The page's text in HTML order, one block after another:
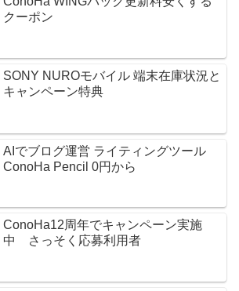
クーポン
SONY NUROモバイル 端末在庫状況と
キャンペーン特典
AIでブログ運営 ライティングツール
ConoHa Pencil 0円から
ConoHa12周年でキャンペーン実施
中 さっそく応募利用者